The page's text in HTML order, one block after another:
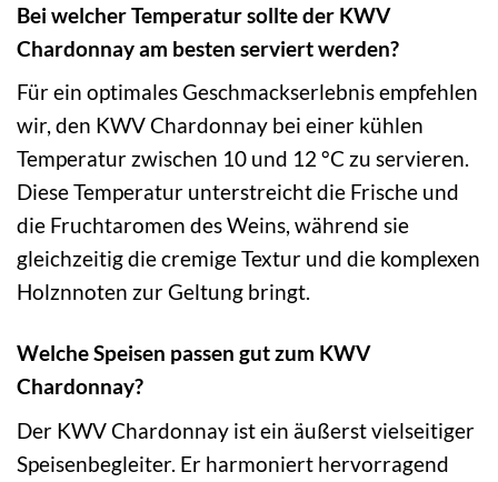
Bei welcher Temperatur sollte der KWV
Chardonnay am besten serviert werden?
Für ein optimales Geschmackserlebnis empfehlen
wir, den KWV Chardonnay bei einer kühlen
Temperatur zwischen 10 und 12 °C zu servieren.
Diese Temperatur unterstreicht die Frische und
die Fruchtaromen des Weins, während sie
gleichzeitig die cremige Textur und die komplexen
Holznnoten zur Geltung bringt.
Welche Speisen passen gut zum KWV
Chardonnay?
Der KWV Chardonnay ist ein äußerst vielseitiger
Speisenbegleiter. Er harmoniert hervorragend